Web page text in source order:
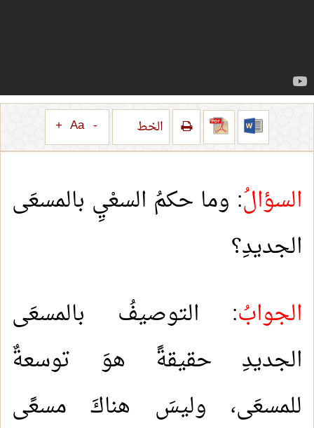
الخط -
Aa
+
السؤالُ: وما حكمُ السعْيِ بالمسعَى
الجديدِ؟
الجوابُ: التوصيفُ بالمسعَى
الجديدِ حقيقةً هوَ توسعةٌ
للمسعَى، وليسَ هناكَ مسعًى